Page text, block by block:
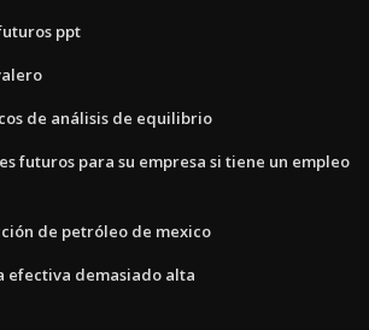
ppt
de análisis de equilibrio
futuros para su empresa si tiene un empleo
de petróleo de mexico
efectiva demasiado alta